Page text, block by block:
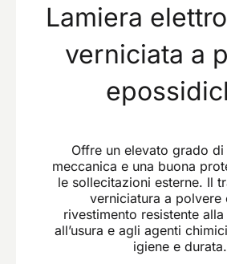
Lamiera
verniciata a
Offre un elevato grado di
meccanica e una buona
le sollecitazioni esterne. Il
verniciatura a polvere
rivestimento resistente
all’usura e agli agenti
igiene e durata.